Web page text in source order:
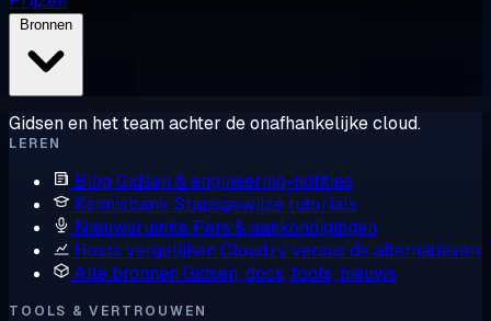
Gidsen en het team achter de onafhankelijke cloud.
LEREN
Blog Gidsen & engineering-notities
Kennisbank Stapsgewijze tutorials
Nieuwsruimte Pers & aankondigingen
Hosts vergelijken Cloudzy versus de alternatieven
Alle bronnen Gidsen, docs, tools, nieuws
TOOLS & VERTROUWEN